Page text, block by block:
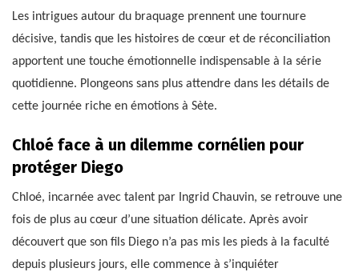
Les intrigues autour du braquage prennent une tournure
décisive, tandis que les histoires de cœur et de réconciliation
apportent une touche émotionnelle indispensable à la série
quotidienne. Plongeons sans plus attendre dans les détails de
cette journée riche en émotions à Sète.
Chloé face à un dilemme cornélien pour
protéger Diego
Chloé, incarnée avec talent par Ingrid Chauvin, se retrouve une
fois de plus au cœur d’une situation délicate. Après avoir
découvert que son fils Diego n’a pas mis les pieds à la faculté
depuis plusieurs jours, elle commence à s’inquiéter